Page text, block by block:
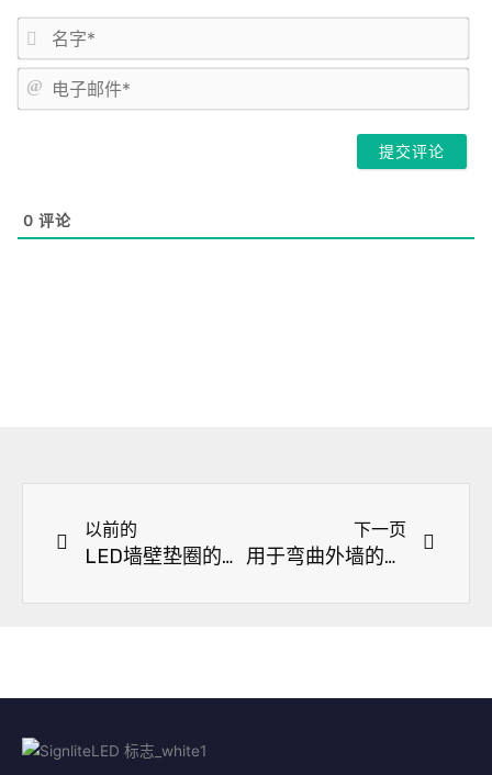
*
0 评论
以前的
LED墙壁垫圈的类型：建筑立面照明的完整指南
下一页
用于弯曲外墙的灵活链式洗墙灯 | RGB & DMX 户外墙壁垫圈